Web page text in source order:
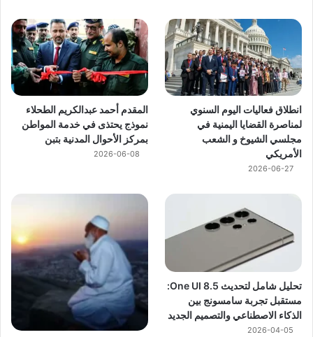
انطلاق فعاليات اليوم السنوي
لمناصرة القضايا اليمنية في
مجلسي الشيوخ و الشعب
الأمريكي
2026-06-27
المقدم أحمد عبدالكريم الطحلاء
نموذج يحتذى في خدمة المواطن
بمركز الأحوال المدنية بتبن
2026-06-08
تحليل شامل لتحديث One UI 8.5:
مستقبل تجربة سامسونج بين
الذكاء الاصطناعي والتصميم الجديد
2026-04-05